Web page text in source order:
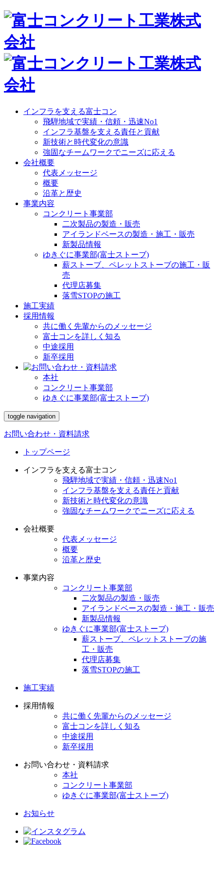
インフラを支える富士コン
飛騨地域で実績・信頼・迅速No1
インフラ基盤を支える責任と貢献
新技術と時代変化の意識
強固なチームワークでニーズに応える
会社概要
代表メッセージ
概要
沿革と歴史
事業内容
コンクリート事業部
二次製品の製造・販売
アイランドベースの製造・施工・販売
新製品情報
ゆきぐに事業部(富士ストーブ)
薪ストーブ、ペレットストーブの施工・販
売
代理店募集
落雪STOPの施工
施工実績
採用情報
共に働く先輩からのメッセージ
富士コンを詳しく知る
中途採用
新卒採用
本社
コンクリート事業部
ゆきぐに事業部(富士ストーブ)
toggle navigation
お問い合わせ・資料請求
トップページ
インフラを支える富士コン
飛騨地域で実績・信頼・迅速No1
インフラ基盤を支える責任と貢献
新技術と時代変化の意識
強固なチームワークでニーズに応える
会社概要
代表メッセージ
概要
沿革と歴史
事業内容
コンクリート事業部
二次製品の製造・販売
アイランドベースの製造・施工・販売
新製品情報
ゆきぐに事業部(富士ストーブ)
薪ストーブ、ペレットストーブの施
工・販売
代理店募集
落雪STOPの施工
施工実績
採用情報
共に働く先輩からのメッセージ
富士コンを詳しく知る
中途採用
新卒採用
お問い合わせ・資料請求
本社
コンクリート事業部
ゆきぐに事業部(富士ストーブ)
お知らせ